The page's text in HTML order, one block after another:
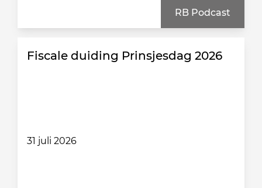
RB Podcast
Fiscale duiding Prinsjesdag 2026
31 juli 2026